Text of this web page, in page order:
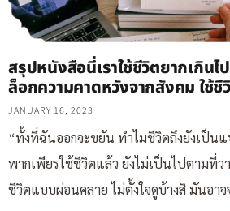
สรุปหนังสือนี่เราใช้ชีวิตยากเกินไ
ล็อกความคาดหวังจากสังคม ใช้ชี
JANUARY 16, 2023
“ทั้งที่ฉันออกจะขยัน ทำไมชีวิตถึงยังเป็น
พากเพียรใช้ชีวิตแล้ว ยังไม่เป็นไปตามที่ว
ชีวิตแบบผ่อนคลาย ไม่ตั้งใจดูบ้างสิ มันอา